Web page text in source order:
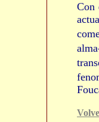
Con